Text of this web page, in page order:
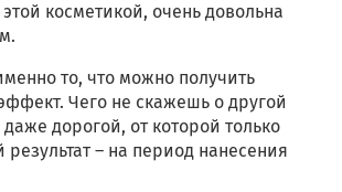
косметикой, очень довольна
то, что можно получить
Чего не скажешь о другой
даже дорогой, от которой только
– на период нанесения